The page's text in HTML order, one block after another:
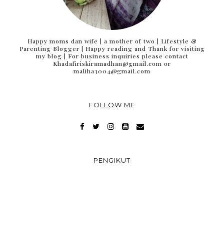
Happy moms dan wife | a mother of two | Lifestyle &
Parenting Blogger | Happy reading and Thank for visiting
my blog | For business inquiries please contact
Khadafiriskiramadhan@gmail.com or
maliha3004@gmail.com
FOLLOW ME
PENGIKUT